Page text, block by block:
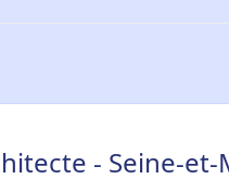
- Seine-et-